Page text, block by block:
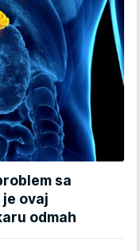
sa
ovaj
odmah